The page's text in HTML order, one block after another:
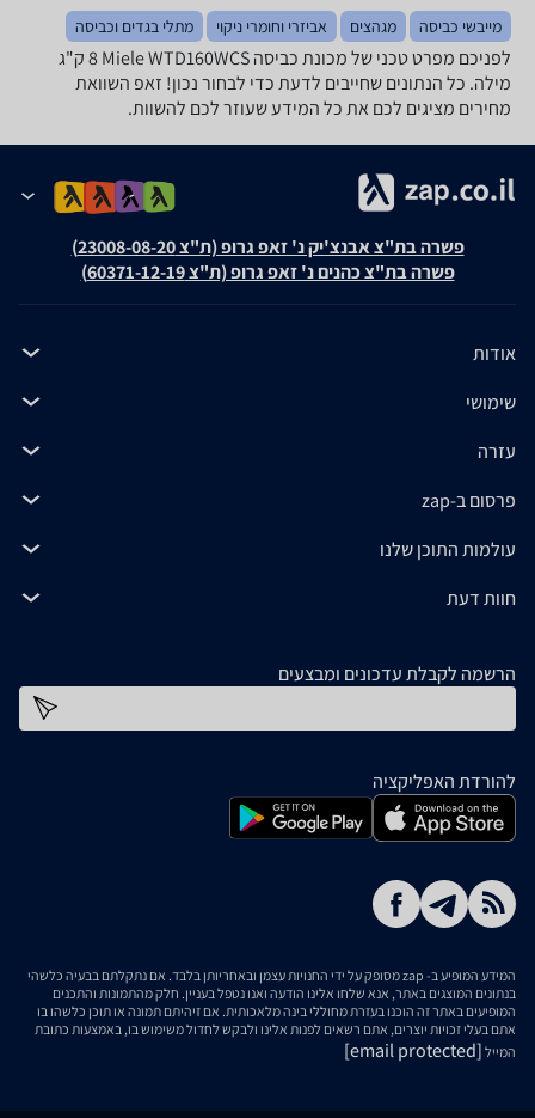
מייבשי כביסה מגהצים אביזרי וחומרי ניקוי מתלי בגדים וכביסה
לפניכם מפרט טכני של מכונת כביסה Miele WTD160WCS ‏8 ‏ק"ג
מילה. כל הנתונים שחייבים לדעת כדי לבחור נכון! זאפ השוואת
מחירים מציגים לכם את כל המידע שעוזר לכם להשוות.
פשרה בת"צ אבנצ'יק נ' זאפ גרופ (ת"צ 23008-08-20)
פשרה בת"צ כהנים נ' זאפ גרופ (ת"צ 60371-12-19)
אודות
שימושי
עזרה
פרסום ב-zap
עולמות התוכן שלנו
חוות דעת
הרשמה לקבלת עדכונים ומבצעים
להורדת האפליקציה
המידע המופיע ב- zap מסופק על ידי החנויות עצמן ובאחריותן בלבד. אם נתקלתם בבעיה כלשהי
בנתונים המוצגים באתר, אנא שלחו אלינו הודעה ואנו נטפל בעניין. חלק מהתמונות והתכנים
המופיעים באתר זה הוכנו בעזרת מחוללי בינה מלאכותית. אם זיהיתם תמונה או תוכן כלשהו בו
אתם בעלי זכויות יוצרים, אתם רשאים לפנות אלינו ולבקש לחדול משימוש בו, באמצעות כתובת
המייל [email protected]